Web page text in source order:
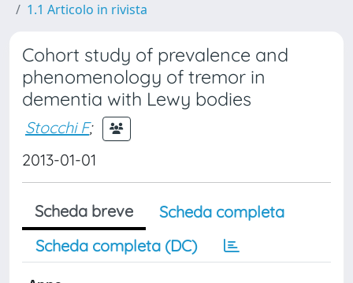
1.1 Articolo in rivista
Cohort study of prevalence and
phenomenology of tremor in
dementia with Lewy bodies
Stocchi F;
2013-01-01
Scheda breve
Scheda completa
Scheda completa (DC)